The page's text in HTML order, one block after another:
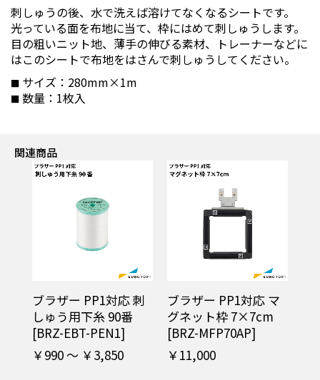
刺しゅうの後、水で洗えば溶けてなくなるシートです。
光っている面を布地に当て、枠にはめて刺しゅうします。
目の粗いニット地、薄手の伸びる素材、トレーナーなどに
はこのシートで布地をはさんで刺しゅうしてください。
サイズ：280mm×1m
数量：1枚入
関連商品
ブラザー PP1対応 刺
しゅう用下糸 90番
[BRZ-EBT-PEN1]
￥990 ～ ￥3,850
ブラザー PP1対応 マ
グネット枠 7×7cm
[BRZ-MFP70AP]
￥11,000